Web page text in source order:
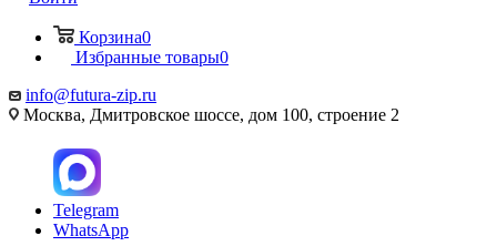
Корзина0
Избранные товары0
info@futura-zip.ru
Москва, Дмитровское шоссе, дом 100, строение 2
Telegram
WhatsApp